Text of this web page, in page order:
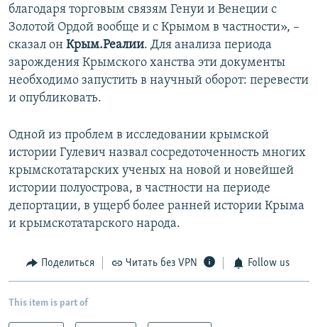
благодаря торговым связям Генуи и Венеции с
Золотой Ордой вообще и с Крымом в частности», –
сказал он Крым.Реалии. Для анализа периода
зарождения Крымского ханства эти документы
необходимо запустить в научный оборот: перевести
и опубликовать.
Одной из проблем в исследовании крымской
истории Гулевич назвал сосредоточенность многих
крымскотатарских ученых на новой и новейшей
истории полуострова, в частности на периоде
депортации, в ущерб более ранней истории Крыма
и крымскотатарского народа.
Поделиться Читать без VPN Follow us
This item is part of